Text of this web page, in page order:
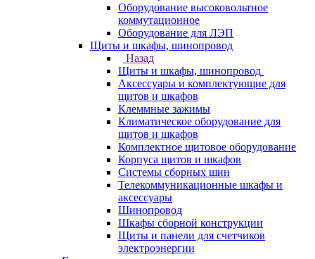
Оборудование высоковольтное
коммутационное
Оборудование для ЛЭП
Щиты и шкафы, шинопровод
Назад
Щиты и шкафы, шинопровод
Аксессуары и комплектующие для
щитов и шкафов
Клеммные зажимы
Климатическое оборудование для
щитов и шкафов
Комплектное щитовое оборудование
Корпуса щитов и шкафов
Системы сборных шин
Телекоммуникационные шкафы и
аксессуары
Шинопровод
Шкафы сборной конструкции
Щиты и панели для счетчиков
электроэнергии